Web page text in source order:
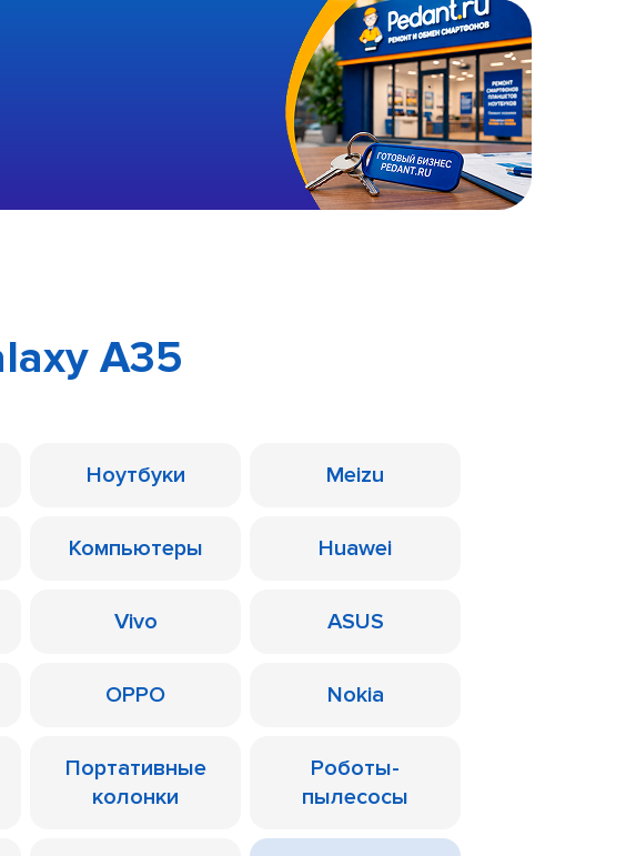
A35
Ноутбуки Meizu
Компьютеры Huawei
Vivo ASUS
OPPO Nokia
Портативные
колонки
Роботы-
пылесосы